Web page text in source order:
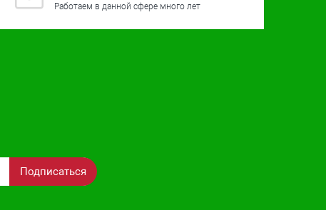
Работаем в данной сфере много лет
Подписаться